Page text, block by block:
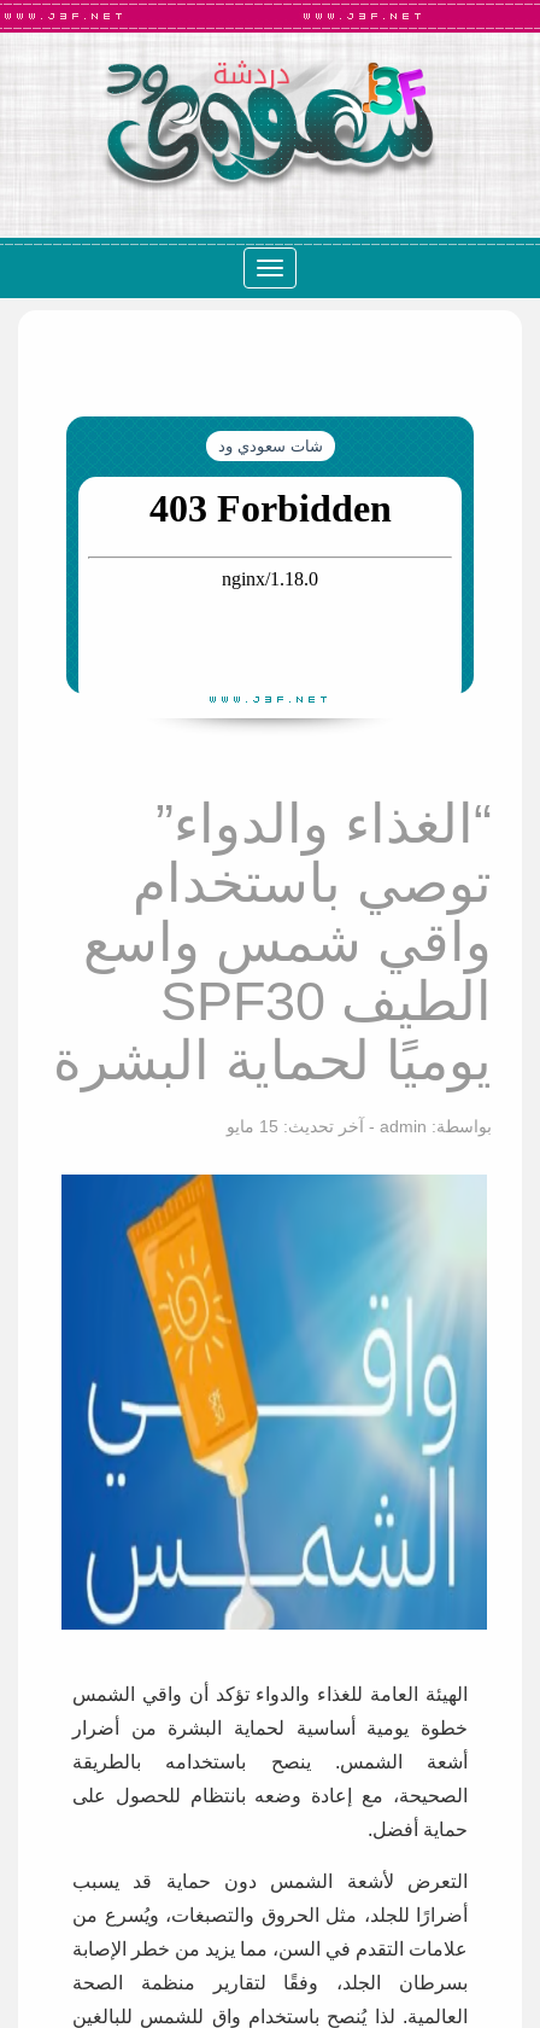
Toggle
navigation
شات سعودي ود
“الغذاء والدواء”
توصي باستخدام
واقي شمس واسع
الطيف SPF30
يوميًا لحماية البشرة
بواسطة: admin - آخر تحديث: 15 مايو
الهيئة العامة للغذاء والدواء تؤكد أن واقي الشمس
خطوة يومية أساسية لحماية البشرة من أضرار
أشعة الشمس. ينصح باستخدامه بالطريقة
الصحيحة، مع إعادة وضعه بانتظام للحصول على
حماية أفضل.
التعرض لأشعة الشمس دون حماية قد يسبب
أضرارًا للجلد، مثل الحروق والتصبغات، ويُسرع من
علامات التقدم في السن، مما يزيد من خطر الإصابة
بسرطان الجلد، وفقًا لتقارير منظمة الصحة
العالمية. لذا يُنصح باستخدام واقٍ للشمس للبالغين